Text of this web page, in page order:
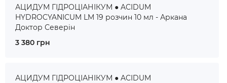
АЦИДУМ ГІДРОЦІАНІКУМ ● ACIDUM
HYDROCYANICUM LM 19 розчин 10 мл - Аркана
Доктор Северін
3 380 грн
АЦИДУМ ГІДРОЦІАНІКУМ ● ACIDUM